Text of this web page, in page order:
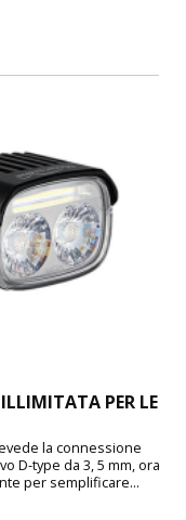
PER LE
la connessione
D-type da 3, 5 mm, ora
per semplificare...